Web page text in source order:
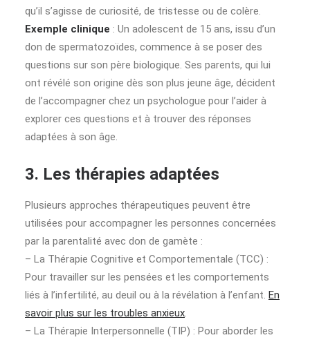
qu’il s’agisse de curiosité, de tristesse ou de colère.
Exemple clinique : Un adolescent de 15 ans, issu d’un
don de spermatozoïdes, commence à se poser des
questions sur son père biologique. Ses parents, qui lui
ont révélé son origine dès son plus jeune âge, décident
de l’accompagner chez un psychologue pour l’aider à
explorer ces questions et à trouver des réponses
adaptées à son âge.
3. Les thérapies adaptées
Plusieurs approches thérapeutiques peuvent être
utilisées pour accompagner les personnes concernées
par la parentalité avec don de gamète :
– La Thérapie Cognitive et Comportementale (TCC) :
Pour travailler sur les pensées et les comportements
liés à l’infertilité, au deuil ou à la révélation à l’enfant. En
savoir plus sur les troubles anxieux.
– La Thérapie Interpersonnelle (TIP) : Pour aborder les